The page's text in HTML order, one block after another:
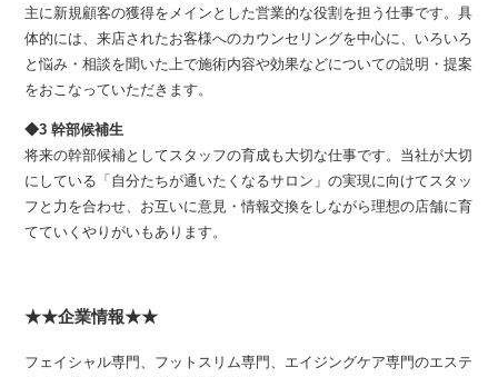
主に新規顧客の獲得をメインとした営業的な役割を担う仕事です。具
体的には、来店されたお客様へのカウンセリングを中心に、いろいろ
と悩み・相談を聞いた上で施術内容や効果などについての説明・提案
をおこなっていただきます。
◆3 幹部候補生
将来の幹部候補としてスタッフの育成も大切な仕事です。当社が大切
にしている「自分たちが通いたくなるサロン」の実現に向けてスタッ
フと力を合わせ、お互いに意見・情報交換をしながら理想の店舗に育
てていくやりがいもあります。
★★企業情報★★
フェイシャル専門、フットスリム専門、エイジングケア専門のエステ